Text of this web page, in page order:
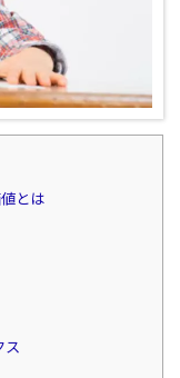
とは
ス